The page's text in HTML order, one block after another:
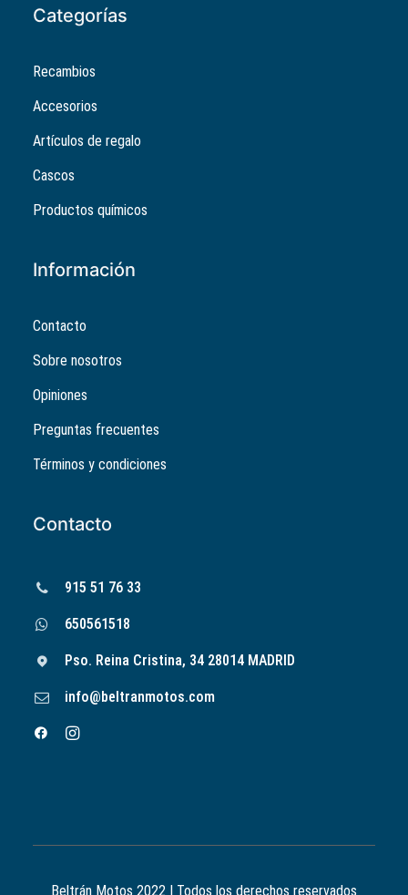
Categorías
Recambios
Accesorios
Artículos de regalo
Cascos
Productos químicos
Información
Contacto
Sobre nosotros
Opiniones
Preguntas frecuentes
Términos y condiciones
Contacto
915 51 76 33
650561518
Pso. Reina Cristina, 34 28014 MADRID
info@beltranmotos.com
Beltrán Motos 2022 | Todos los derechos reservados